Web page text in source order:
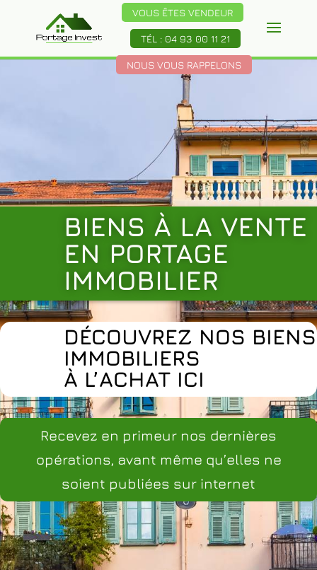
BIENS À LA VENTE
EN PORTAGE
IMMOBILIER
DÉCOUVREZ NOS BIENS
IMMOBILIERS
À L’ACHAT ICI
Recevez en primeur nos dernières
opérations, avant même qu’elles ne
soient publiées sur internet
VOUS ÊTES VENDEUR
TÉL : 04 93 00 11 21
NOUS VOUS RAPPELONS